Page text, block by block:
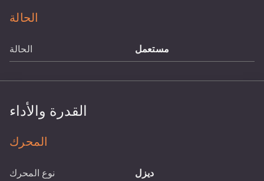
الحالة
الحالة مستعمل
القدرة والأداء
المحرك
نوع المحرك ديزل